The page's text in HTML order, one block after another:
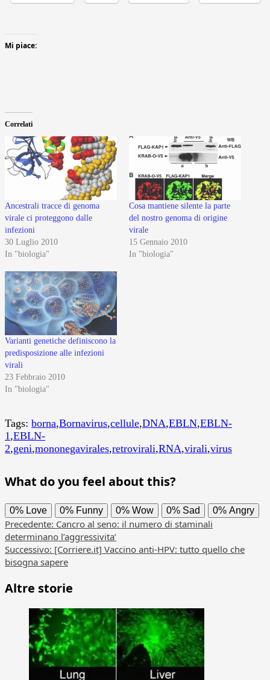
Mi piace:
Correlati
Ancestrali tracce di genoma
virale ci proteggono dalle
infezioni
30 Luglio 2010
In "biologia"
Cosa mantiene silente la parte
del nostro genoma di origine
virale
15 Gennaio 2010
In "biologia"
Varianti genetiche definiscono la
predisposizione alle infezioni
virali
23 Febbraio 2010
In "biologia"
Tags: borna,Bornavirus,cellule,DNA,EBLN,EBLN-
1,EBLN-
2,geni,mononegavirales,retrovirali,RNA,virali,virus
What do you feel about this?
0% Love 0% Funny 0% Wow 0% Sad 0% Angry
Navigazione
articolo
Precedente: Cancro al seno: il numero di staminali
determinano l’aggressivita’
Successivo: [Corriere.it] Vaccino anti-HPV: tutto quello che
bisogna sapere
Altre storie